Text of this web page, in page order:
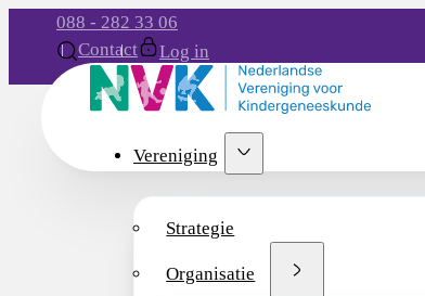
088 - 282 33 06
Contact
Log in
Vereniging
Strategie
Organisatie